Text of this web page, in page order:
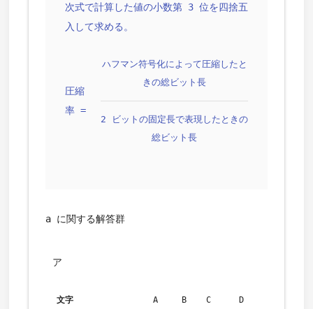
次式で計算した値の小数第 3 位を四捨五
入して求める。
圧縮
率 =
ハフマン符号化によって圧縮したと
きの総ビット長
2 ビットの固定長で表現したときの
総ビット長
a に関する解答群
ア
文字 A B C D